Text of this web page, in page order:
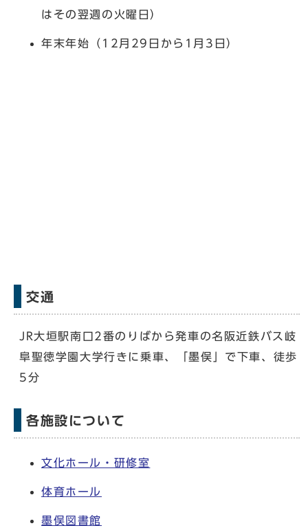
はその翌週の火曜日）
年末年始（12月29日から1月3日）
交通
JR大垣駅南口2番のりばから発車の名阪近鉄バス岐
阜聖徳学園大学行きに乗車、「墨俣」で下車、徒歩
5分
各施設について
文化ホール・研修室
体育ホール
墨俣図書館